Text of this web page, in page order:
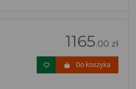
1165.00 zł
Do koszyka